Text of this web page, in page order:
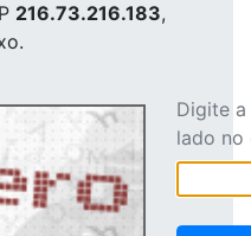
216.73.216.183,
Digite
lado no